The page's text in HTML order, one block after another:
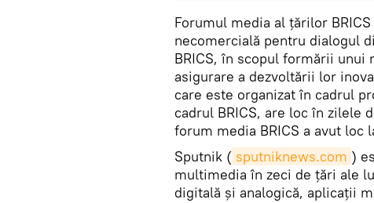
Forumul media al țărilor
necomercială pentru dialogul
BRICS, în scopul formării
asigurare a dezvoltării lor
care este organizat în cadrul
cadrul BRICS, are loc în zilele
forum media BRICS a avut loc
Sputnik ( sputniknews.com )
multimedia în zeci de ţări ale
digitală şi analogică, aplicaţii